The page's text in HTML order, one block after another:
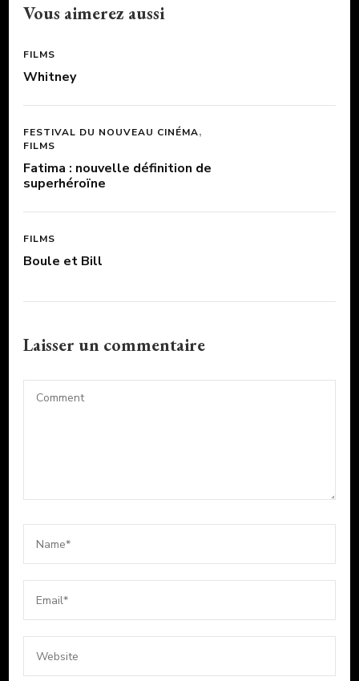
Vous aimerez aussi
FILMS
Whitney
FESTIVAL DU NOUVEAU CINÉMA
FILMS
Fatima : nouvelle définition de
superhéroïne
FILMS
Boule et Bill
Laisser un commentaire